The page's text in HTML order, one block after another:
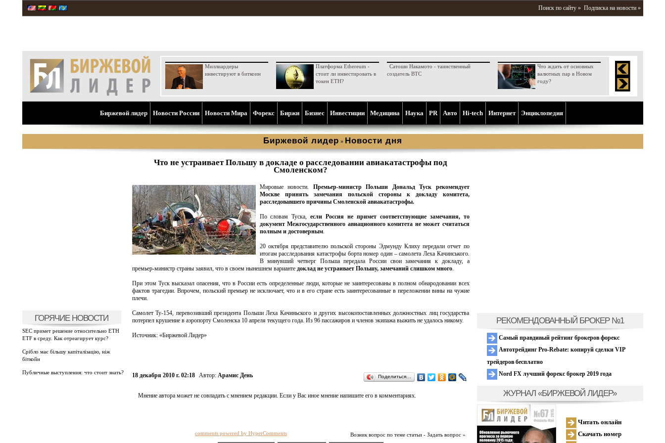
Поиск по сайту » Подписка на новости »
Миллиардеры
инвестируют в биткоин
Платформа Ethereum -
стоит ли инвестировать в
токен ETH?
Сатоши Накамото - таинственный
создатель BTC
Что ждать от основных
валютных пар в Новом
году?
Биржевой лидер Новости России Новости Мира Форекс Биржи Бизнес Инвестиции Медицина Наука PR Aвто Hi-tech Интернет Энциклопедия
Биржевой лидер » Новости дня
ГОРЯЧИЕ НОВОСТИ
SEC примет решение относительно ETH
ETF в среду. Как отреагирует курс?
Срібло має більшу капіталізацію, ніж
біткойн
Публичные выступления: что стоит знать?
Что не устраивает Польшу в докладе о расследовании авиакатастрофы под
Смоленском?
Мировые новости. Премьер-министр Польши Дональд Туск рекомендует
Москве принять замечания польской стороны к докладу комитета,
расследовавшего причины Смоленской авиакатастрофы.
По словам Туска,если Россия не примет соответствующие замечания, то
документ Межгосударственного авиационного комитета не может считаться
полным и достоверным.
20 октября представителю польской стороны Эдмунду Клиху передали отчет по
итогам расследования катастрофы борта номер один – самолета Леха Качинського.
В минувший четверг Польша передала России свои замечания к докладу, а
премьер-министр страны заявил, что в своем нынешнем варианте доклад не устраивает Польшу, замечаний слишком много.
При этом Туск высказал опасения, что в России есть определенные люди, которые не заинтересованы в полном обнародовании всех
фактов трагедии. Впрочем, польский премьер не исключает, что и в его стране есть заинтересованные в переложении вины на чужие
плечи.
Самолет Ту-154, перевозивший президента Польши Леха Качиньского и других высокопоставленных должностных лиц государства
потерпел крушение в аэропорту Смоленска 10 апреля текущего года. Из 96 пассажиров и членов экипажа выжить не удалось никому.
Источник: «Биржевой Лидер»
18 декабря 2010 г. 02:18 Автор: Арамис День Поделиться…
Мнение автора может не совпадать с мнением редакции. Если у Вас иное мнение напишите его в комментариях.
Возник вопрос по теме статьи - Задать вопрос »
comments powered by HyperComments
РЕКОМЕНДОВАННЫЙ БРОКЕР №1
Самый правдивый рейтинг брокеров форекс
Автотрейдинг Pro-Rebate: копируй сделки VIP
трейдеров бесплатно
Nord FX лучший форекс брокер 2019 года
ЖУРНАЛ «БИРЖЕВОЙ ЛИДЕР»
Читать онлайн
Скачать номер